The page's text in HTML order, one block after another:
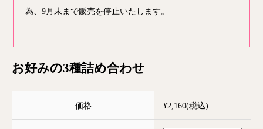
為、9月末まで販売を停止いたします。
お好みの3種詰め合わせ
価格 ¥2,160(税込)